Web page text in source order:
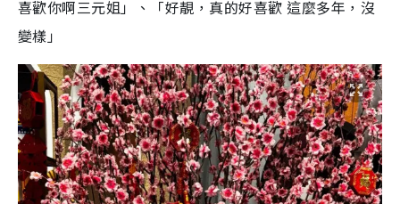
喜歡你啊三元姐」、「好靚，真的好喜歡 這麼多年，沒
變樣」